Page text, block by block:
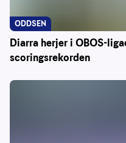
Diarra herjer i OBOS-
scoringsrekorden
ODDSEN